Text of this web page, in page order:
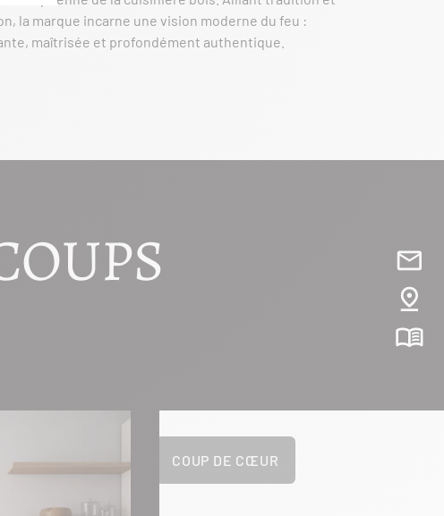
la marque incarne une vision moderne du feu :
maîtrisée et profondément authentique.
COUP DE CŒUR